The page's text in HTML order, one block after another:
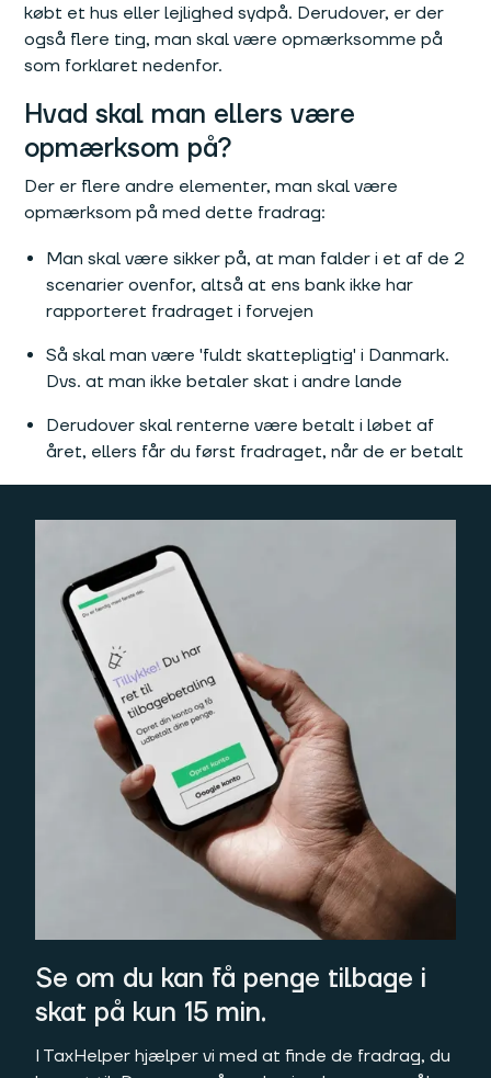
købt et hus eller lejlighed sydpå. Derudover, er der
også flere ting, man skal være opmærksomme på
som forklaret nedenfor.
Hvad skal man ellers være
opmærksom på?
Der er flere andre elementer, man skal være
opmærksom på med dette fradrag:
Man skal være sikker på, at man falder i et af de 2
scenarier ovenfor, altså at ens bank ikke har
rapporteret fradraget i forvejen
Så skal man være 'fuldt skattepligtig' i Danmark.
Dvs. at man ikke betaler skat i andre lande
Derudover skal renterne være betalt i løbet af
året, ellers får du først fradraget, når de er betalt
Se om du kan få penge tilbage i
skat på kun 15 min.
I TaxHelper hjælper vi med at finde de fradrag, du